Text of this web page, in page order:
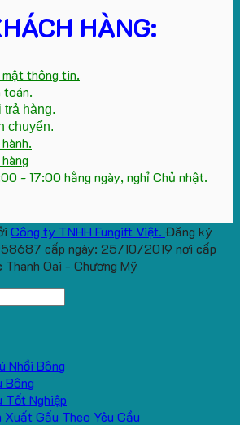
HÀNG:
thông tin.
toán.
trả hàng.
chuyển.
- 17:00 hằng ngày, nghỉ Chủ nhật.
Công ty TNHH Fungift Việt. Đăng ký
cấp ngày: 25/10/2019 nơi cấp
Oai - Chương Mỹ
Nhồi Bông
Bông
Tốt Nghiệp
Xuất Gấu Theo Yêu Cầu